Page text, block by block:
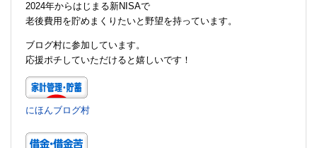
2024年からはじまる新NISAで
老後費用を貯めまくりたいと野望を持っています。
ブログ村に参加しています。
応援ポチしていただけると嬉しいです！
にほんブログ村